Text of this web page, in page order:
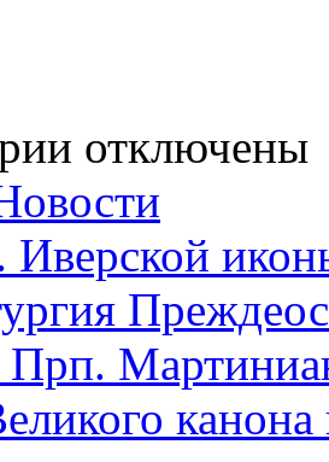
записи
Великое
Повечерие
чтением
Великого
канона
прп.
Андрея
Критского
отключены
Иверской
Прп.